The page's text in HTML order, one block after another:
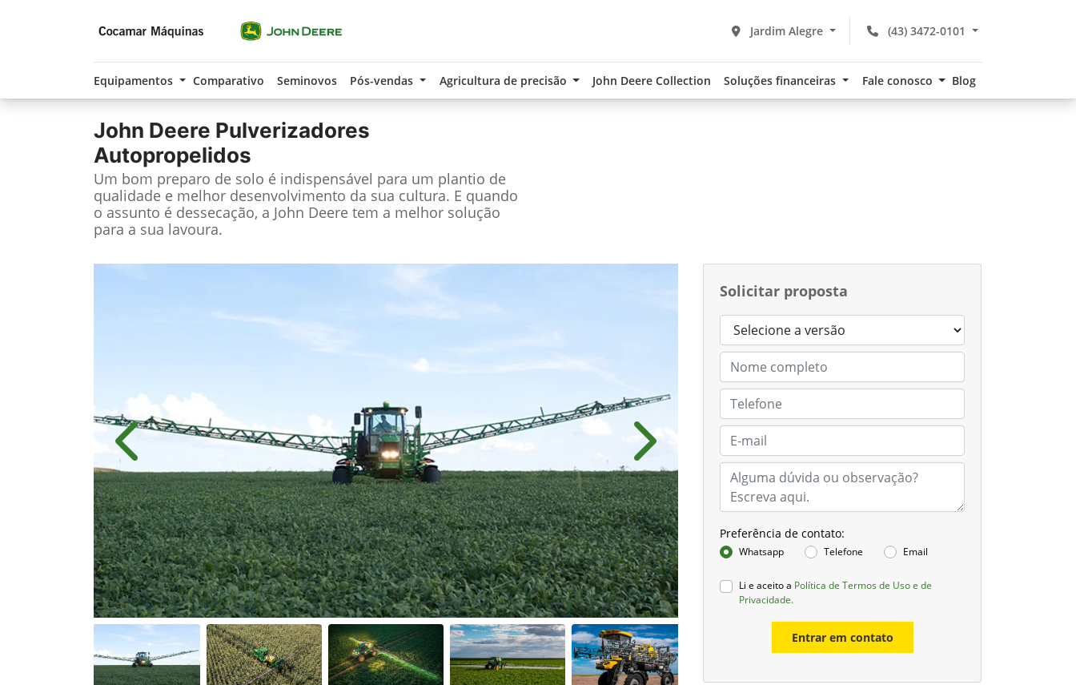
(43) 3472-0101
Jardim Alegre
Equipamentos Comparativo Seminovos Pós-vendas Agricultura de precisão John Deere Collection Soluções financeiras Fale conosco Blog
John Deere Pulverizadores
Autopropelidos
Um bom preparo de solo é indispensável para um plantio de
qualidade e melhor desenvolvimento da sua cultura. E quando
o assunto é dessecação, a John Deere tem a melhor solução
para a sua lavoura.
Solicitar proposta
Preferência de contato:
Whatsapp Telefone Email
Li e aceito a Política de Termos de Uso e de
Privacidade.
Entrar em contato
Anterior Próximo